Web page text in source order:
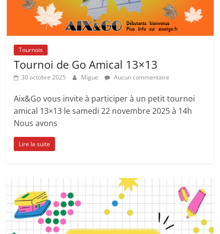
Tournois
Tournoi de Go Amical 13×13
30 octobre 2025 Migue Aucun commentaire
Aix&Go vous invite à participer à un petit tournoi
amical 13×13 le samedi 22 novembre 2025 à 14h
Nous avons
Lire la suite